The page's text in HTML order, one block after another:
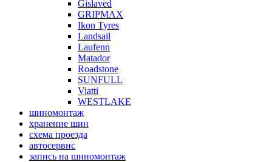
Gislaved
GRIPMAX
Ikon Tyres
Landsail
Laufenn
Matador
Roadstone
SUNFULL
Viatti
WESTLAKE
шиномонтаж
хранение шин
схема проезда
автосервис
запись на шиномонтаж